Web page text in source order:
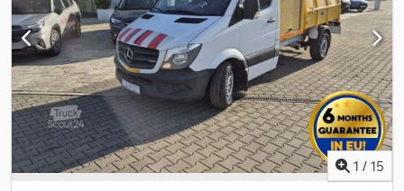
elektrinis langų reguliavimas, elektriškai reguliuojamas
veidrodis, oro kondicionavimas, start-stop sistema, trauki
kontrolė, vairo stiprintuvas,
1 / 15